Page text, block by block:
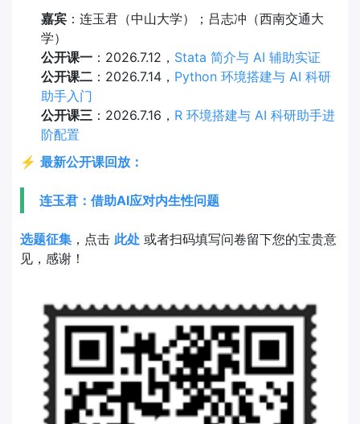
嘉宾：连玉君（中山大学）；吕志冲（西南交通大
学）
公开课一：2026.7.12， Stata 简介与 AI 辅助实证
公开课二：2026.7.14， Python 环境搭建与 AI 科研
助手入门
公开课三：2026.7.16， R 环境搭建与 AI 科研助手进
阶配置
⚡ 最新公开课回放：
连玉君：借助AI应对内生性问题
选题征集 ，点击 此处 或者扫码填写问卷留下您的宝贵意
见，感谢！